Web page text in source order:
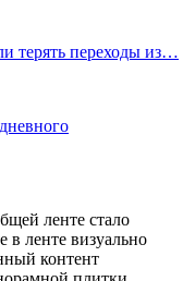
терять переходы из…
ленте стало
в ленте визуально
контент